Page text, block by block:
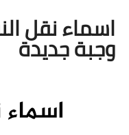
وجبة جديدة